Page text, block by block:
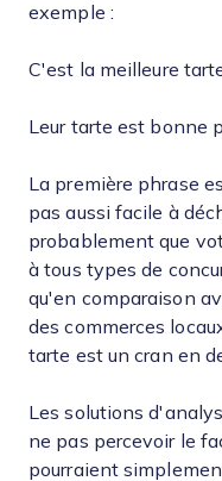
exemple :
C'est la meilleure
Leur tarte est bonne
La première phrase
pas aussi facile à
probablement que
à tous types de
qu'en comparaison
des commerces
tarte est un cran en
Les solutions
ne pas percevoir le
pourraient